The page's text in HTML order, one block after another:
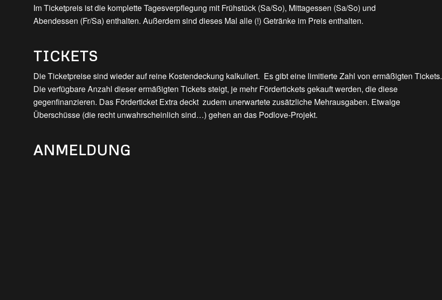
Im Ticketpreis ist die komplette Tagesverpflegung mit Frühstück (Sa/So), Mittagessen (Sa/So) und
Abendessen (Fr/Sa) enthalten. Außerdem sind dieses Mal alle (!) Getränke im Preis enthalten.
TICKETS
Die Ticketpreise sind wieder auf reine Kostendeckung kalkuliert. Es gibt eine limitierte Zahl von ermäßigten Tickets.
Die verfügbare Anzahl dieser ermäßigten Tickets steigt, je mehr Fördertickets gekauft werden, die diese
gegenfinanzieren. Das Förderticket Extra deckt zudem unerwartete zusätzliche Mehrausgaben. Etwaige
Überschüsse (die recht unwahrscheinlich sind…) gehen an das Podlove-Projekt.
ANMELDUNG